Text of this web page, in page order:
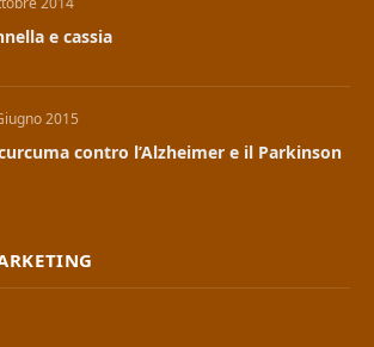
e cassia
2015
contro l’Alzheimer e il Parkinson